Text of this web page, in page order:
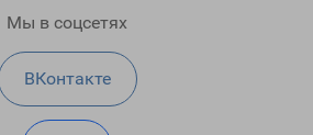
Мы в соцсетях
ВКонтакте